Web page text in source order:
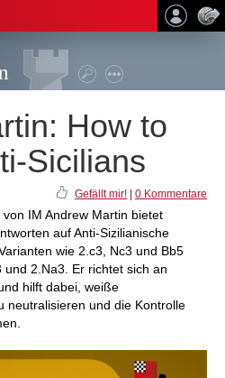
How to
Sicilians
Gefällt mir! 0 Kommentare
IM Andrew Martin bietet
auf Anti-Sizilianische
wie 2.c3, Nc3 und Bb5
2.Na3. Er richtet sich an
hilft dabei, weiße
neutralisieren und die Kontrolle